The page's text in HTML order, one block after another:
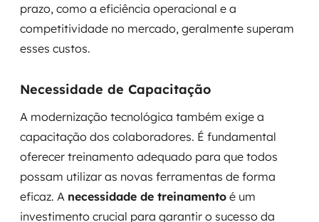
prazo, como a eficiência operacional e a
competitividade no mercado, geralmente superam
esses custos.
Necessidade de Capacitação
A modernização tecnológica também exige a
capacitação dos colaboradores. É fundamental
oferecer treinamento adequado para que todos
possam utilizar as novas ferramentas de forma
eficaz. A necessidade de treinamento é um
investimento crucial para garantir o sucesso da